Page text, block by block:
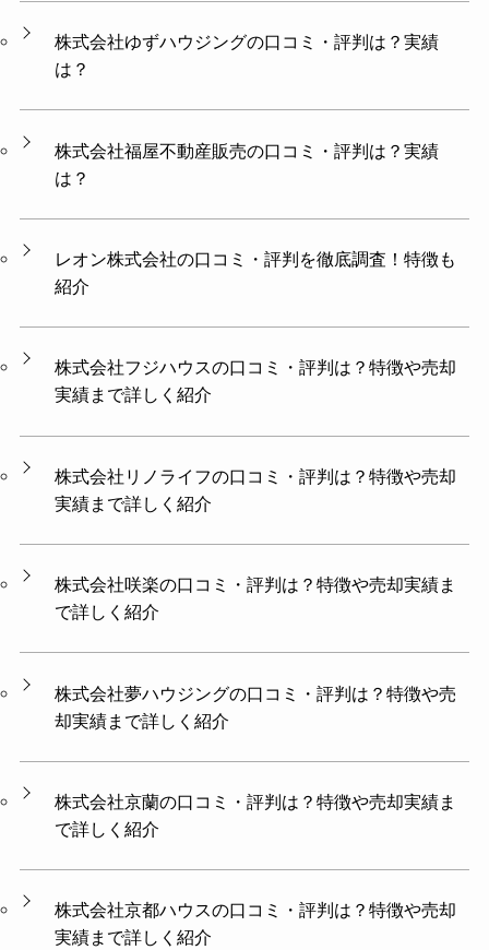
株式会社ゆずハウジング​​の口コミ・評判は？実績
は？
株式会社福屋不動産販売の口コミ・評判は？実績
は？
レオン株式会社の口コミ・評判を徹底調査！特徴も
紹介
株式会社フジハウスの口コミ・評判は？特徴や売却
実績まで詳しく紹介
株式会社リノライフの口コミ・評判は？特徴や売却
実績まで詳しく紹介
株式会社咲楽の口コミ・評判は？特徴や売却実績ま
で詳しく紹介
株式会社夢ハウジングの口コミ・評判は？特徴や売
却実績まで詳しく紹介
株式会社京蘭の口コミ・評判は？特徴や売却実績ま
で詳しく紹介
株式会社京都ハウスの口コミ・評判は？特徴や売却
実績まで詳しく紹介